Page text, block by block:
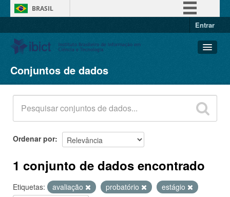
BRASIL
Entrar
Conjuntos de dados
Organizações
Grupos
Sobre
Conjuntos de dados
Ordenar por
1 conjunto de dados encontrado
Etiquetas: avaliação probatório
estágio